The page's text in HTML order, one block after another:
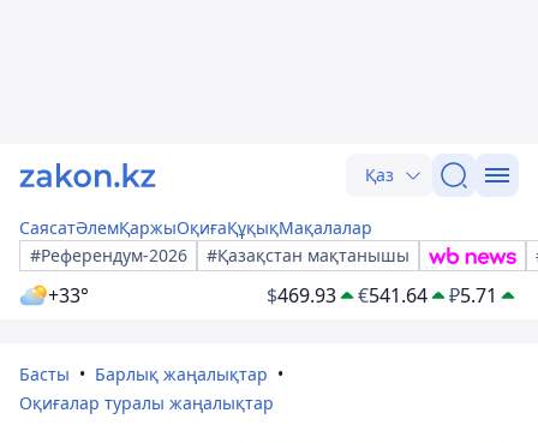
Қаз
СаясатӘлемҚаржыОқиғаҚұқықМақалалар
#Референдум-2026
#Қазақстан мақтанышы
+33° $469.93 €541.64 ₽5.71
Басты
Барлық жаңалықтар
Оқиғалар туралы жаңалықтар